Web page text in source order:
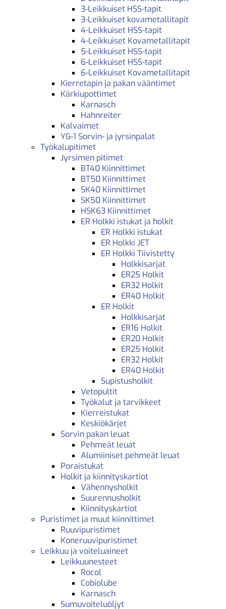
3-Leikkuiset HSS-tapit
3-Leikkuiset kovametallitapit
4-Leikkuiset HSS-tapit
4-Leikkuiset Kovametallitapit
5-Leikkuiset HSS-tapit
6-Leikkuiset HSS-tapit
6-Leikkuiset Kovametallitapit
Kierretapin ja pakan vääntimet
Kärkiupottimet
Karnasch
Hahnreiter
Kalvaimet
YG-1 Sorvin- ja jyrsinpalat
Työkalupitimet
Jyrsimen pitimet
BT40 Kiinnittimet
BT50 Kiinnittimet
SK40 Kiinnittimet
SK50 Kiinnittimet
HSK63 Kiinnittimet
ER Holkki istukat ja holkit
ER Holkki istukat
ER Holkki JET
ER Holkki Tiivistetty
Holkkisarjat
ER25 Holkit
ER32 Holkit
ER40 Holkit
ER Holkit
Holkkisarjat
ER16 Holkit
ER20 Holkit
ER25 Holkit
ER32 Holkit
ER40 Holkit
Supistusholkit
Vetopultit
Työkalut ja tarvikkeet
Kierreistukat
Keskiökärjet
Sorvin pakan leuat
Pehmeät leuat
Alumiiniset pehmeät leuat
Poraistukat
Holkit ja kiinnityskartiot
Vähennysholkit
Suurennusholkit
Kiinnityskartiot
Puristimet ja muut kiinnittimet
Ruuvipuristimet
Koneruuvipuristimet
Leikkuu ja voiteluaineet
Leikkuunesteet
Rocol
Cobiolube
Karnasch
Sumuvoiteluöljyt